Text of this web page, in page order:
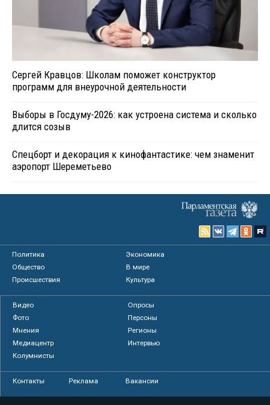
Сергей Кравцов: Школам поможет конструктор
программ для внеурочной деятельности
Выборы в Госдуму-2026: как устроена система и сколько
длится созыв
Спецборт и декорация к кинофантастике: чем знаменит
аэропорт Шереметьево
Политика
Экономика
Общество
В мире
Происшествия
Культура
Видео
Опросы
Фото
Персоны
Мнения
Регионы
Медиацентр
Интервью
Колумнисты
Контакты Реклама Вакансии